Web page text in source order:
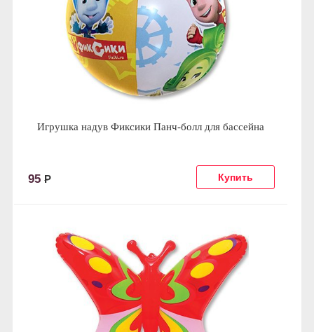
Игрушка надув Фиксики Панч-болл для бассейна
95 Р